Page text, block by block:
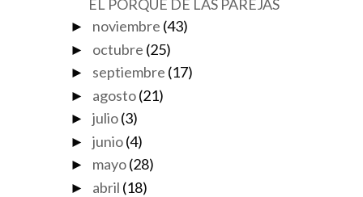
EL PORQUÉ DE LAS PAREJAS
► noviembre (43)
► octubre (25)
► septiembre (17)
► agosto (21)
► julio (3)
► junio (4)
► mayo (28)
► abril (18)